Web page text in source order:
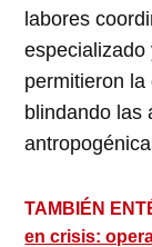
labores
especializado
permitieron
blindando las
TAMBIÉN
en crisis: